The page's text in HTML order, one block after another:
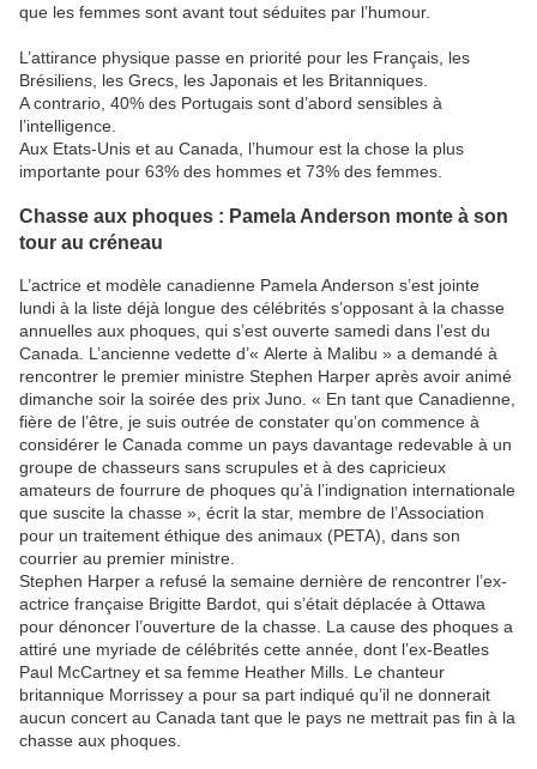
que les femmes sont avant tout séduites par l’humour.
L’attirance physique passe en priorité pour les Français, les
Brésiliens, les Grecs, les Japonais et les Britanniques.
A contrario, 40% des Portugais sont d’abord sensibles à
l’intelligence.
Aux Etats-Unis et au Canada, l’humour est la chose la plus
importante pour 63% des hommes et 73% des femmes.
Chasse aux phoques : Pamela Anderson monte à son
tour au créneau
L’actrice et modèle canadienne Pamela Anderson s’est jointe
lundi à la liste déjà longue des célébrités s’opposant à la chasse
annuelles aux phoques, qui s’est ouverte samedi dans l’est du
Canada. L’ancienne vedette d’« Alerte à Malibu » a demandé à
rencontrer le premier ministre Stephen Harper après avoir animé
dimanche soir la soirée des prix Juno. « En tant que Canadienne,
fière de l’être, je suis outrée de constater qu’on commence à
considérer le Canada comme un pays davantage redevable à un
groupe de chasseurs sans scrupules et à des capricieux
amateurs de fourrure de phoques qu’à l’indignation internationale
que suscite la chasse », écrit la star, membre de l’Association
pour un traitement éthique des animaux (PETA), dans son
courrier au premier ministre.
Stephen Harper a refusé la semaine dernière de rencontrer l’ex-
actrice française Brigitte Bardot, qui s’était déplacée à Ottawa
pour dénoncer l’ouverture de la chasse. La cause des phoques a
attiré une myriade de célébrités cette année, dont l’ex-Beatles
Paul McCartney et sa femme Heather Mills. Le chanteur
britannique Morrissey a pour sa part indiqué qu’il ne donnerait
aucun concert au Canada tant que le pays ne mettrait pas fin à la
chasse aux phoques.